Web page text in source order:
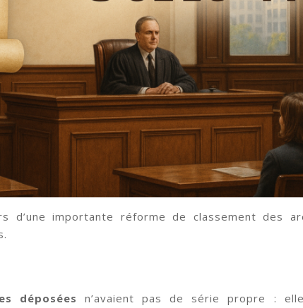
d’une importante réforme de classement des
déposées n’avaient pas de série propre :